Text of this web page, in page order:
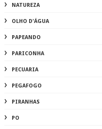
NATUREZA
OLHO D'ÁGUA
PAPEANDO
PARICONHA
PECUARIA
PEGAFOGO
PIRANHAS
PO